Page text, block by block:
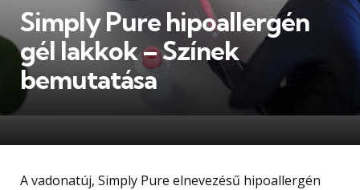
Simply Pure hipoallergén
gél lakkok – Színek
bemutatása
A vadonatúj, Simply Pure elnevezésű hipoallergén